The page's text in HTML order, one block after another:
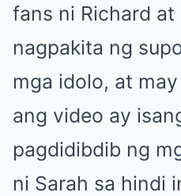
fans ni Richard at
nagpakita ng
mga idolo, at
ang video ay
pagdidibdib ng
ni Sarah sa hindi